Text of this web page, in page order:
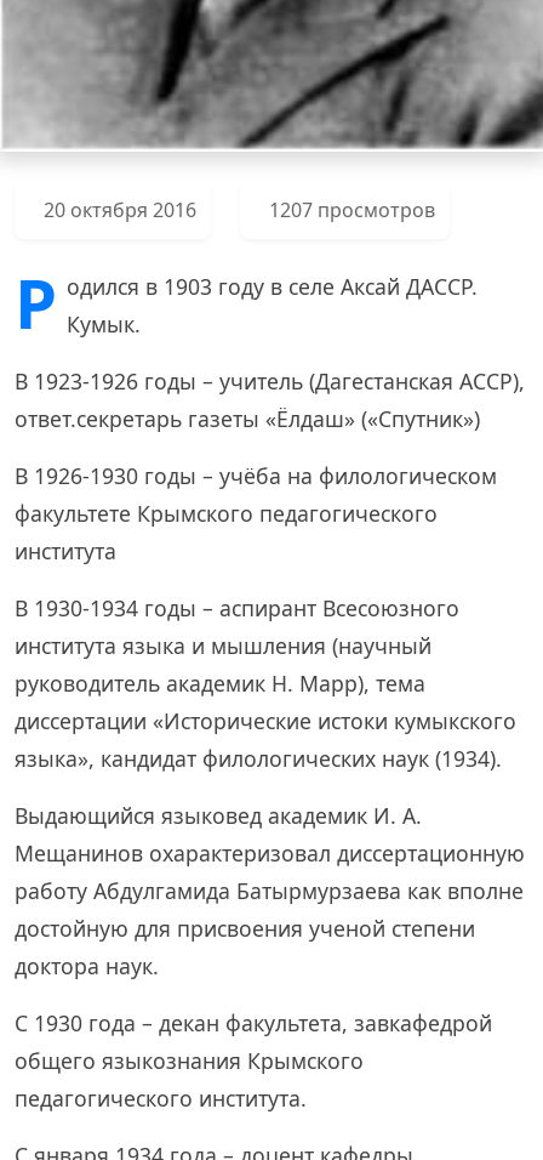
20 октября 2016 1207 просмотров
Р одился в 1903 году в селе Аксай ДАССР.
Кумык.
В 1923-1926 годы – учитель (Дагестанская АССР),
ответ.секретарь газеты «Ёлдаш» («Спутник»)
В 1926-1930 годы – учёба на филологическом
факультете Крымского педагогического
института
В 1930-1934 годы – аспирант Всесоюзного
института языка и мышления (научный
руководитель академик Н. Марр), тема
диссертации «Исторические истоки кумыкского
языка», кандидат филологических наук (1934).
Выдающийся языковед академик И. А.
Мещанинов охарактеризовал диссертационную
работу Абдулгамида Батырмурзаева как вполне
достойную для присвоения ученой степени
доктора наук.
С 1930 года – декан факультета, завкафедрой
общего языкознания Крымского
педагогического института.